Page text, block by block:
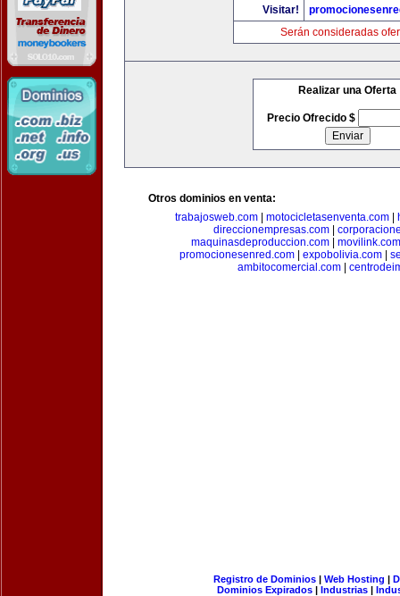
Visitar!
Serán consideradas
Realizar una Oferta
Precio Ofrecido $
Otros dominios en venta:
trabajosweb.com| motocicletasenventa.com|
direccionempresas.com|
maquinasdeproduccion.com
movilink.com
promocionesenred.com| expobolivia.com|
ambitocomercial.com
Registro de Dominios| Web Hosting |
Dominios Expirados | Industrias |